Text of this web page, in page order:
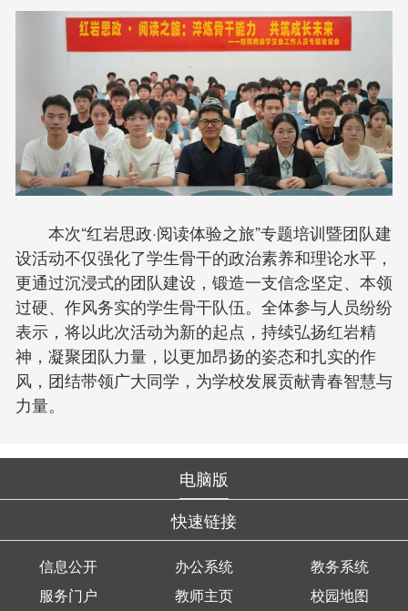
本次“红岩思政·阅读体验之旅”专题培训暨团队建
设活动不仅强化了学生骨干的政治素养和理论水平，
更通过沉浸式的团队建设，锻造一支信念坚定、本领
过硬、作风务实的学生骨干队伍。全体参与人员纷纷
表示，将以此次活动为新的起点，持续弘扬红岩精
神，凝聚团队力量，以更加昂扬的姿态和扎实的作
风，团结带领广大同学，为学校发展贡献青春智慧与
力量。
电脑版
快速链接
信息公开 办公系统
教务系统
服务门户
教师主页 校园地图